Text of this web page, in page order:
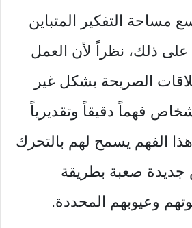
مساحة التفكير المتباين
ذلك، نظراً لأن العمل
الصريحة بشكل غير
فهماً دقيقاً وتقديرياً
الفهم يسمح لهم بالتحرك
جديدة صعبة بطريقة
وعيوبهم المحددة.